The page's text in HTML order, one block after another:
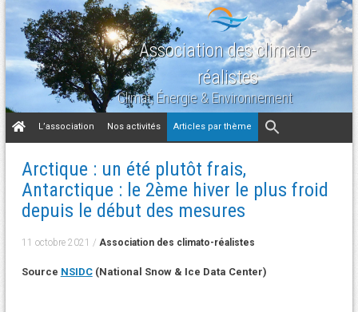
Association des climato-
réalistes
Climat, Énergie & Environnement
Aller
au
L’association Nos activités Articles par thème
Arctique : un été plutôt frais,
Antarctique : le 2ème hiver le plus froid
depuis le début des mesures
11 octobre 2021 / Association des climato-réalistes
Source NSIDC(National Snow & Ice Data Center)